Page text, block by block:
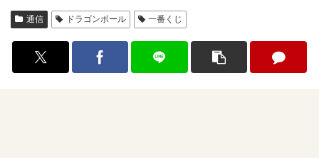
通信 ドラゴンボール 一番くじ